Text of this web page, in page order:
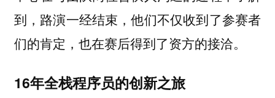
到，路演一经结束，他们不仅收到了参赛者
们的肯定，也在赛后得到了资方的接洽。
16年全栈程序员的创新之旅